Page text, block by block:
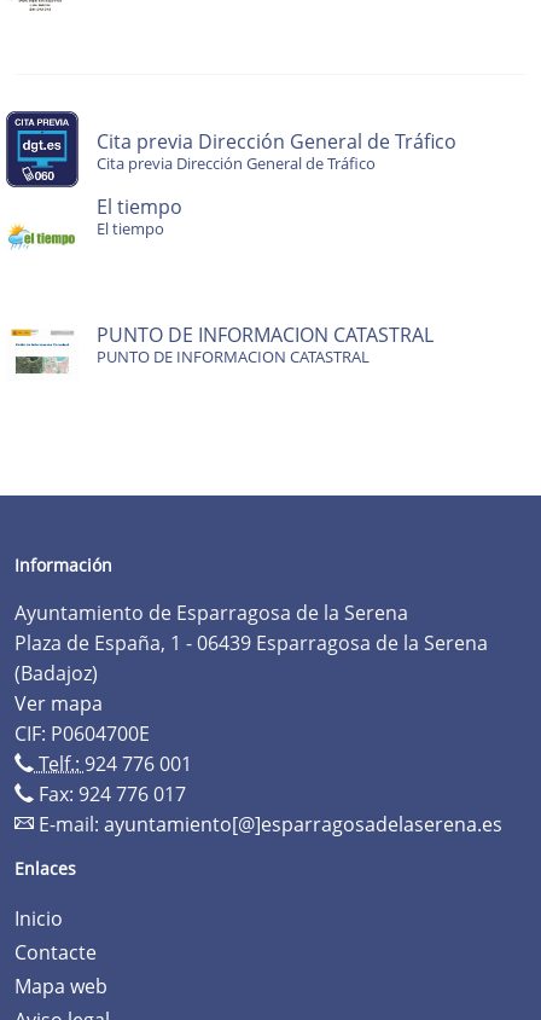
Cita previa Dirección General de Tráfico
Cita previa Dirección General de Tráfico
El tiempo
El tiempo
PUNTO DE INFORMACION CATASTRAL
PUNTO DE INFORMACION CATASTRAL
Información
Ayuntamiento de Esparragosa de la Serena
Plaza de España, 1 - 06439 Esparragosa de la Serena
(Badajoz)
Ver mapa
CIF: P0604700E
Telf.: 924 776 001
Fax: 924 776 017
E-mail: ayuntamiento[@]esparragosadelaserena.es
Enlaces
Inicio
Contacte
Mapa web